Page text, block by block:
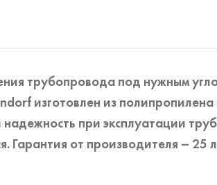
трубопровода под нужным
изготовлен из полипропилена
при эксплуатации
Гарантия от производителя – 25